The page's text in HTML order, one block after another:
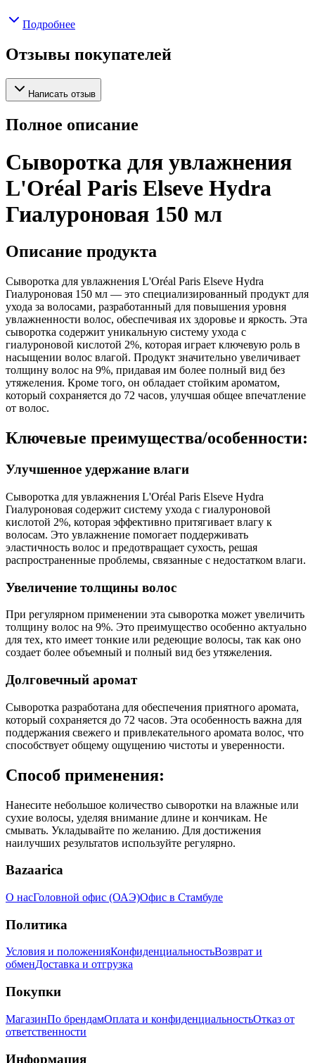
Подробнее
Отзывы покупателей
Написать отзыв
Полное описание
Сыворотка для увлажнения
L'Oréal Paris Elseve Hydra
Гиалуроновая 150 мл
Описание продукта
Сыворотка для увлажнения L'Oréal Paris Elseve Hydra
Гиалуроновая 150 мл — это специализированный продукт для
ухода за волосами, разработанный для повышения уровня
увлажненности волос, обеспечивая их здоровье и яркость. Эта
сыворотка содержит уникальную систему ухода с
гиалуроновой кислотой 2%, которая играет ключевую роль в
насыщении волос влагой. Продукт значительно увеличивает
толщину волос на 9%, придавая им более полный вид без
утяжеления. Кроме того, он обладает стойким ароматом,
который сохраняется до 72 часов, улучшая общее впечатление
от волос.
Ключевые преимущества/особенности:
Улучшенное удержание влаги
Сыворотка для увлажнения L'Oréal Paris Elseve Hydra
Гиалуроновая содержит систему ухода с гиалуроновой
кислотой 2%, которая эффективно притягивает влагу к
волосам. Это увлажнение помогает поддерживать
эластичность волос и предотвращает сухость, решая
распространенные проблемы, связанные с недостатком влаги.
Увеличение толщины волос
При регулярном применении эта сыворотка может увеличить
толщину волос на 9%. Это преимущество особенно актуально
для тех, кто имеет тонкие или редеющие волосы, так как оно
создает более объемный и полный вид без утяжеления.
Долговечный аромат
Сыворотка разработана для обеспечения приятного аромата,
который сохраняется до 72 часов. Эта особенность важна для
поддержания свежего и привлекательного аромата волос, что
способствует общему ощущению чистоты и уверенности.
Способ применения:
Нанесите небольшое количество сыворотки на влажные или
сухие волосы, уделяя внимание длине и кончикам. Не
смывать. Укладывайте по желанию. Для достижения
наилучших результатов используйте регулярно.
Bazaarica
О насГоловной офис (ОАЭ)Офис в Стамбуле
Политика
Условия и положенияКонфиденциальностьВозврат и
обменДоставка и отгрузка
Покупки
МагазинПо брендамОплата и конфиденциальностьОтказ от
ответственности
Информация